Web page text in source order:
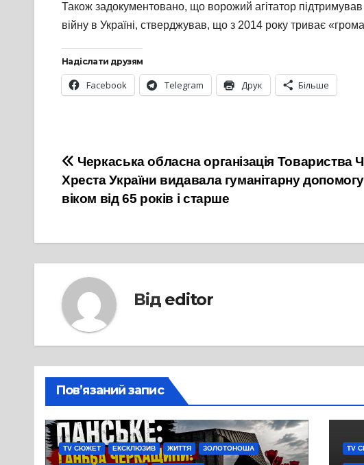
Також задокументовано, що ворожий агітатор
війну в Україні, стверджував, що з 2014 року триває
Надіслати друзям
Facebook Telegram Друк Більше
Навігація
записів
Черкаська обласна організація Товариства
Хреста України видавала гуманітарну
віком від 65 років і старше
Від editor
Пов’язаний запис
TV СЮЖЕТ ЕКСКЛЮЗИВ ЖИТТЯ ЗОЛОТОНОША TV